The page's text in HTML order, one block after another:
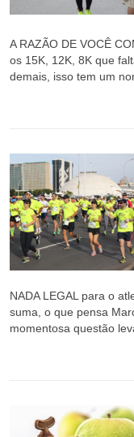
A RAZÃO DE VOCÊ
os 15K, 12K, 8K que
demais, isso tem um
NADA LEGAL para o
suma, o que pensa
momentosa questão